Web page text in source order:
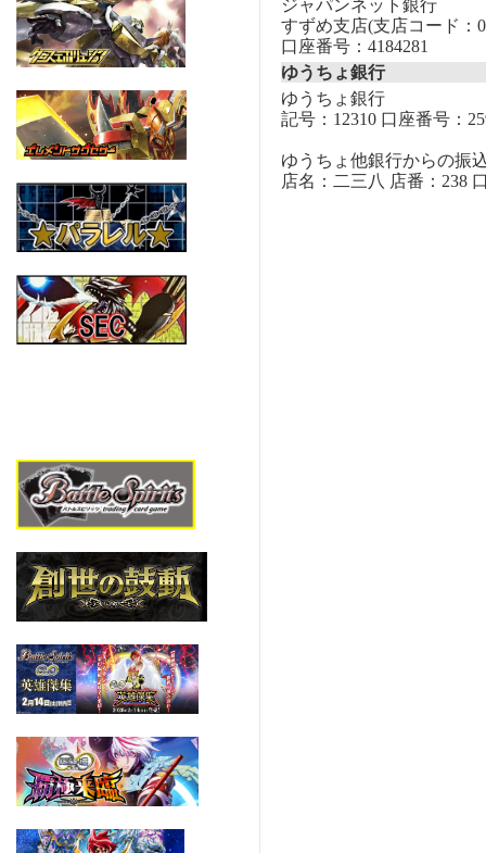
ジャパンネット銀行
すずめ支店(支店コード：
口座番号：4184281
ゆうちょ銀行
ゆうちょ銀行
記号：12310 口座番号：
ゆうちょ他銀行からの振
店名：二三八 店番：238